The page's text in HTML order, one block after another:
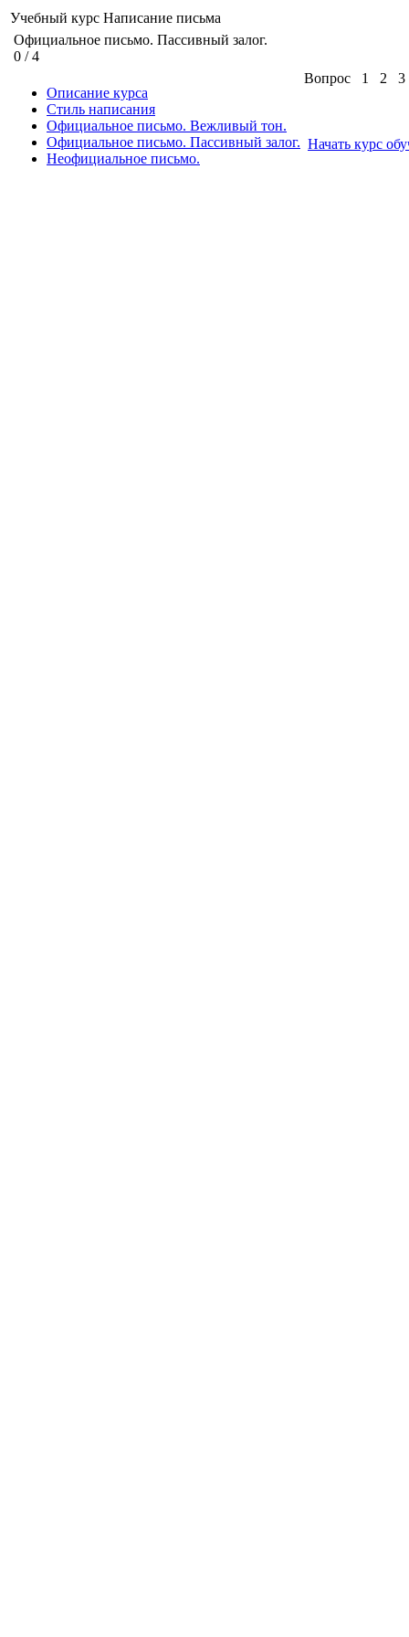
Учебный курс Написание письма
Официальное письмо. Пассивный залог.
0 /4
Описание курса
Стиль написания
Официальное письмо. Вежливый тон.
Официальное письмо. Пассивный залог.
Неофициальное письмо.
Вопрос 1 2 3
Начать курс